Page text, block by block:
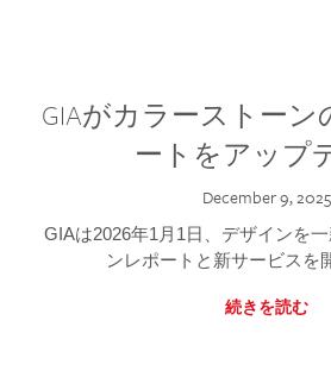
GIAがカラーストーン
ートをアップ
December 9, 2025
GIAは2026年1月1日、デザインを
ンレポートと新サービスを
続きを読む